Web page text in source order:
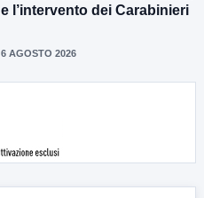
e l’intervento dei Carabinieri
6 AGOSTO 2026